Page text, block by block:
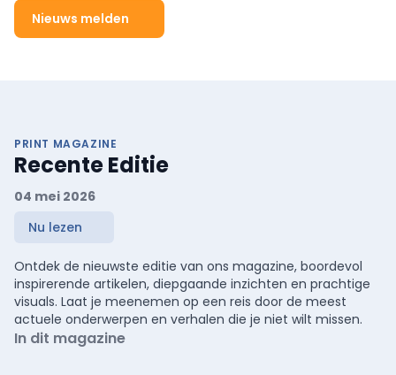
Nieuws melden
PRINT MAGAZINE
Recente Editie
04 mei 2026
Nu lezen
Ontdek de nieuwste editie van ons magazine, boordevol
inspirerende artikelen, diepgaande inzichten en prachtige
visuals. Laat je meenemen op een reis door de meest
actuele onderwerpen en verhalen die je niet wilt missen.
In dit magazine